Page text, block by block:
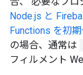
Node.js と
Functions を初
の場合、通常は
フィルメント